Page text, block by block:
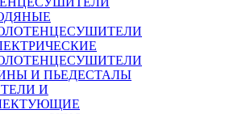
И ПЬЕДЕСТАЛЫ
И